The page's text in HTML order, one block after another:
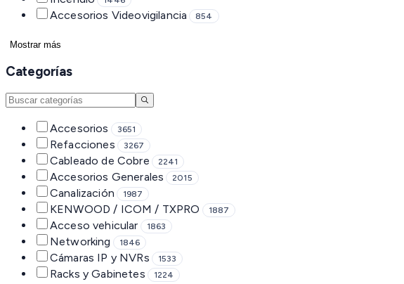
Accesorios Videovigilancia 854
Mostrar más
Categorías
Accesorios 3651
Refacciones 3267
Cableado de Cobre 2241
Accesorios Generales 2015
Canalización 1987
KENWOOD / ICOM / TXPRO 1887
Acceso vehicular 1863
Networking 1846
Cámaras IP y NVRs 1533
Racks y Gabinetes 1224